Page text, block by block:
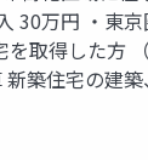
30万円 ・東
取得した方
築住宅の